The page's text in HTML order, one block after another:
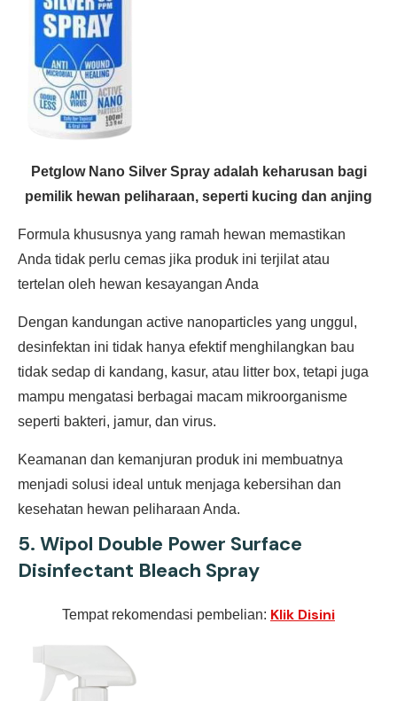
Petglow Nano Silver Spray adalah keharusan bagi
pemilik hewan peliharaan, seperti kucing dan anjing
Formula khususnya yang ramah hewan memastikan
Anda tidak perlu cemas jika produk ini terjilat atau
tertelan oleh hewan kesayangan Anda
Dengan kandungan active nanoparticles yang unggul,
desinfektan ini tidak hanya efektif menghilangkan bau
tidak sedap di kandang, kasur, atau litter box, tetapi juga
mampu mengatasi berbagai macam mikroorganisme
seperti bakteri, jamur, dan virus.
Keamanan dan kemanjuran produk ini membuatnya
menjadi solusi ideal untuk menjaga kebersihan dan
kesehatan hewan peliharaan Anda.
5. Wipol Double Power Surface
Disinfectant Bleach Spray
Tempat rekomendasi pembelian: Klik Disini